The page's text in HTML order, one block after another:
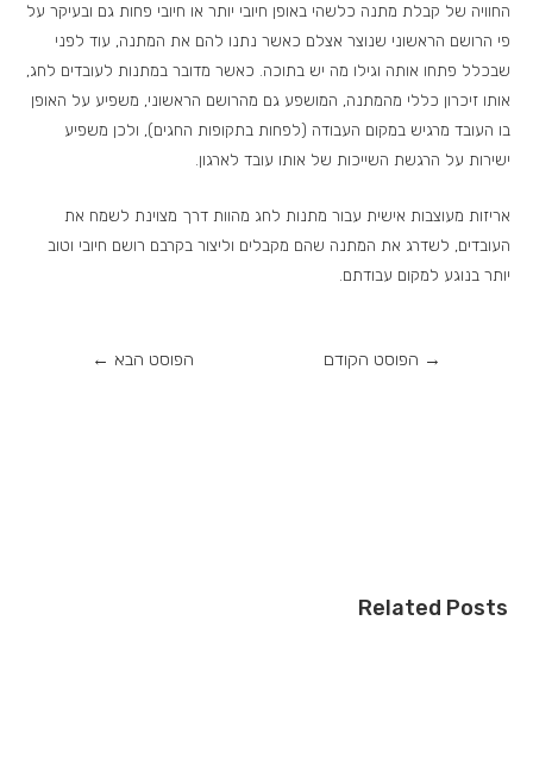
החוויה של קבלת מתנה כלשהי באופן חיובי יותר או חיובי פחות גם ובעיקר על
פי הרושם הראשוני שנוצר אצלם כאשר נתנו להם את המתנה, עוד לפני
שבכלל פתחו אותה וגילו מה יש בתוכה. כאשר מדובר במתנות לעובדים לחג,
אותו זיכרון כללי מהמתנה, המושפע גם מהרושם הראשוני, משפיע על האופן
בו העובד מרגיש במקום העבודה (לפחות בתקופות החגים), ולכן משפיע
ישירות על הרגשת השייכות של אותו עובד לארגון.
אריזות מעוצבות אישית עבור מתנות לחג מהוות דרך מצוינת לשמח את
העובדים, לשדרג את המתנה שהם מקבלים וליצור בקרבם רושם חיובי וטוב
יותר בנוגע למקום עבודתם.
→ הפוסט הקודם הפוסט הבא ←
Related Posts